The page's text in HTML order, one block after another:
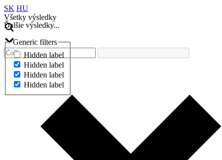
SK HU
Všetky výsledky
Ďalšie výsledky...
Generic filters
Hidden label
Hidden label
Hidden label
Hidden label
Ďalšie výsledky...